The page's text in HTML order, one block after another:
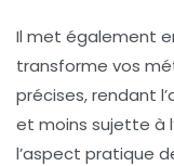
Il met également
transforme vos
précises, rendant
et moins sujette à
l’aspect pratique